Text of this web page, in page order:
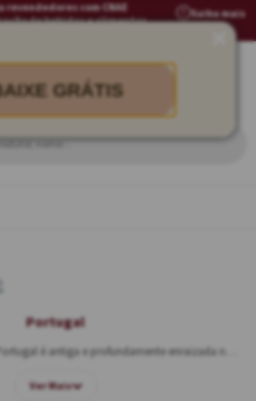
GRÁTIS
com CNAE
de bebidas e alimentos
Saiba mais
Portugal
Ver Mais